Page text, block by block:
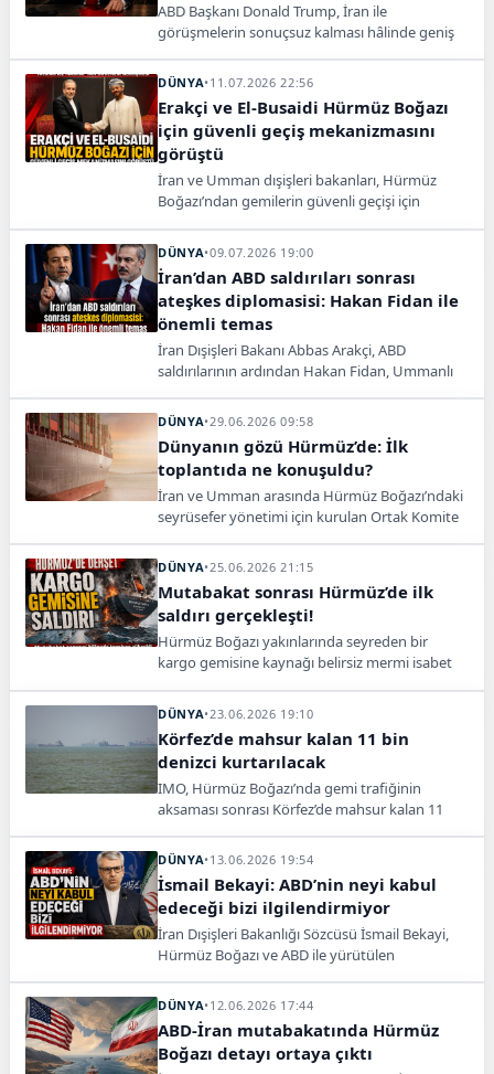
ABD Başkanı Donald Trump, İran ile
görüşmelerin sonuçsuz kalması hâlinde geniş
başlayabileceklerini söyledi.
DÜNYA•11.07.2026 22:56
Erakçi ve El-Busaidi Hürmüz Boğazı
için güvenli geçiş mekanizmasını
görüştü
İran ve Umman dışişleri bakanları, Hürmüz
Boğazı’ndan gemilerin güvenli geçişi için
gelişmeleri görüştü.
DÜNYA•09.07.2026 19:00
İran’dan ABD saldırıları sonrası
ateşkes diplomasisi: Hakan Fidan ile
önemli temas
İran Dışişleri Bakanı Abbas Arakçi, ABD
saldırılarının ardından Hakan Fidan, Ummanlı
DÜNYA•29.06.2026 09:58
Dünyanın gözü Hürmüz’de: İlk
toplantıda ne konuşuldu?
İran ve Umman arasında Hürmüz Boğazı’ndaki
seyrüsefer yönetimi için kurulan Ortak Komite
DÜNYA•25.06.2026 21:15
Mutabakat sonrası Hürmüz’de ilk
saldırı gerçekleşti!
Hürmüz Boğazı yakınlarında seyreden bir
kargo gemisine kaynağı belirsiz mermi isabet
yaşanmadı.
DÜNYA•23.06.2026 19:10
Körfez’de mahsur kalan 11 bin
denizci kurtarılacak
IMO, Hürmüz Boğazı’nda gemi trafiğinin
aksaması sonrası Körfez’de mahsur kalan 11
alıyor.
DÜNYA•13.06.2026 19:54
İsmail Bekayi: ABD’nin neyi kabul
edeceği bizi ilgilendirmiyor
İran Dışişleri Bakanlığı Sözcüsü İsmail Bekayi,
Hürmüz Boğazı ve ABD ile yürütülen
bulundu.
DÜNYA•12.06.2026 17:44
ABD-İran mutabakatında Hürmüz
Boğazı detayı ortaya çıktı